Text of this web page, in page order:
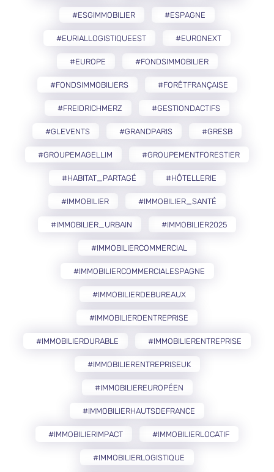
#ESGIMMOBILIER #ESPAGNE
#EURIALLOGISTIQUEEST #EURONEXT
#EUROPE #FONDSIMMOBILIER
#FONDSIMMOBILIERS #FORÊTFRANÇAISE
#FREIDRICHMERZ #GESTIONDACTIFS
#GLEVENTS #GRANDPARIS #GRESB
#GROUPEMAGELLIM #GROUPEMENTFORESTIER
#HABITAT_PARTAGÉ #HÔTELLERIE
#IMMOBILIER #IMMOBILIER_SANTÉ
#IMMOBILIER_URBAIN #IMMOBILIER2025
#IMMOBILIERCOMMERCIAL
#IMMOBILIERCOMMERCIALESPAGNE
#IMMOBILIERDEBUREAUX
#IMMOBILIERDENTREPRISE
#IMMOBILIERDURABLE #IMMOBILIERENTREPRISE
#IMMOBILIERENTREPRISEUK
#IMMOBILIEREUROPÉEN
#IMMOBILIERHAUTSDEFRANCE
#IMMOBILIERIMPACT #IMMOBILIERLOCATIF
#IMMOBILIERLOGISTIQUE